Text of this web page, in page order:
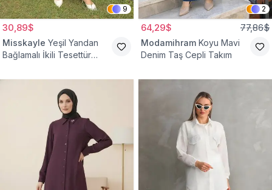
9
30,89$
Misskayle Yeşil Yandan
Bağlamalı İkili Tesettür
2
64,29$ 77,86$
Modamihram Koyu Mavi
Denim Taş Cepli Takım